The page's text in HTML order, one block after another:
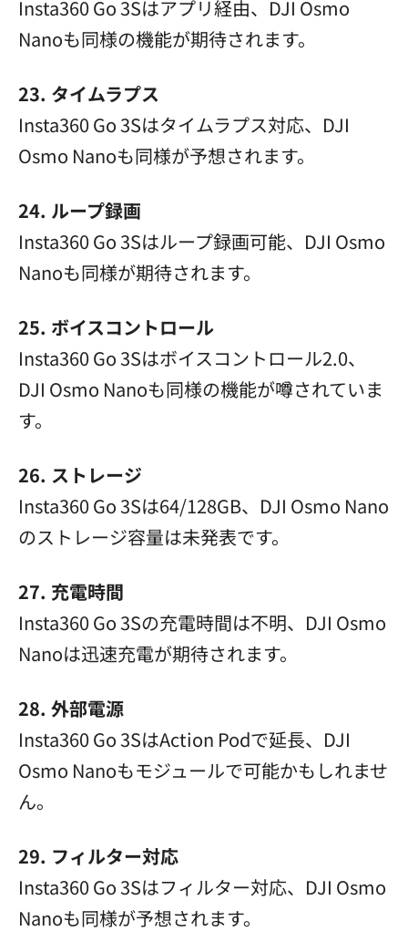
Insta360 Go 3Sはアプリ経由、DJI Osmo
Nanoも同様の機能が期待されます。
23. タイムラプス
Insta360 Go 3Sはタイムラプス対応、DJI
Osmo Nanoも同様が予想されます。
24. ループ録画
Insta360 Go 3Sはループ録画可能、DJI Osmo
Nanoも同様が期待されます。
25. ボイスコントロール
Insta360 Go 3Sはボイスコントロール2.0、
DJI Osmo Nanoも同様の機能が噂されていま
す。
26. ストレージ
Insta360 Go 3Sは64/128GB、DJI Osmo Nano
のストレージ容量は未発表です。
27. 充電時間
Insta360 Go 3Sの充電時間は不明、DJI Osmo
Nanoは迅速充電が期待されます。
28. 外部電源
Insta360 Go 3SはAction Podで延長、DJI
Osmo Nanoもモジュールで可能かもしれませ
ん。
29. フィルター対応
Insta360 Go 3Sはフィルター対応、DJI Osmo
Nanoも同様が予想されます。